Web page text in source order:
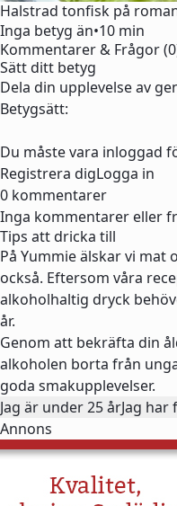
Halstrad tonfisk på
Inga betyg än•10 min
Kommentarer & Frågor
Sätt ditt betyg
Dela din upplevelse av
Betygsätt:
Du måste vara inloggad
Registrera digLogga in
0 kommentarer
Inga kommentarer eller
Tips att dricka till
På Yummie älskar vi mat
också. Eftersom våra
alkoholhaltig dryck
år.
Genom att bekräfta din
alkoholen borta från
goda smakupplevelser.
Jag är under 25 årJag har
Annons